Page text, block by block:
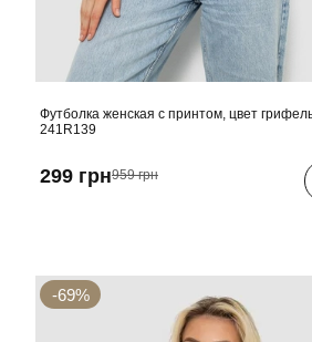
Футболка женская с принтом, цвет
241R139
299 грн959 грн
-69%